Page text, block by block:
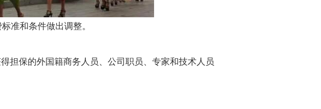
准和条件做出调整。
保的外国籍商务人员、公司职员、专家和技术人员